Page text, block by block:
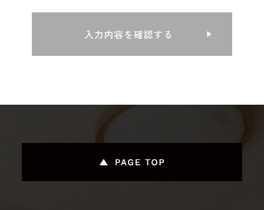
所，電話番号，メールアドレス，銀行口座番号，クレジット
とがあります。また，ユーザーと提携先などとの間でなされ
の各種設定情報なども含みます），IPアドレス，クッキー情
性情報を，ユーザーが当社や提携先のサービスを利用しまた